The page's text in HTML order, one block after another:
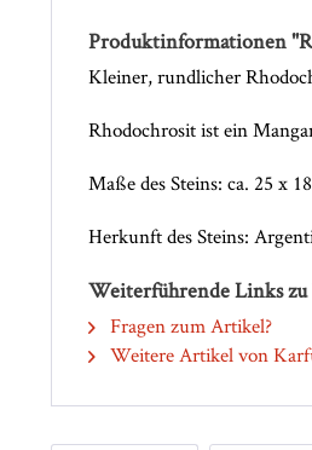
Produktinformationen
Kleiner, rundlicher
Rhodochrosit ist ein
Maße des Steins: ca. 25 x
Herkunft des Steins:
Weiterführende Links zu
Fragen zum Artikel?
Weitere Artikel von